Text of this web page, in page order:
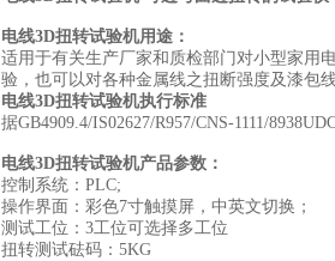
电线3D扭转试验机用途：
适用于有关生产厂家和质检部门对小型家用
验，也可以对各种金属线之扭断强度及漆包
电线3D扭转试验机执行标准
据GB4909.4/IS02627/R957/CNS-1111/
电线3D扭转试验机产品参数：
控制系统：PLC;
操作界面：彩色7寸触摸屏，中英文切换；
测试工位：3工位可选择多工位
扭转测试砝码：5KG